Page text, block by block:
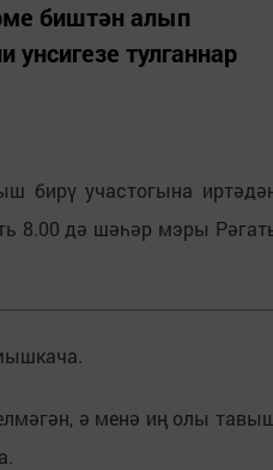
биштән алып
тулганнар
бирү участогына
8.00 дә шәһәр мэры
ә менә иң олы